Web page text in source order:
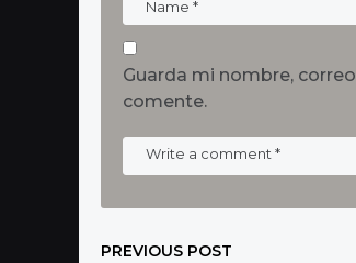
Guarda mi nombre,
comente.
PREVIOUS POST